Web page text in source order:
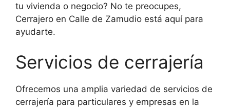
tu vivienda o negocio? No te preocupes,
Cerrajero en Calle de Zamudio está aquí para
ayudarte.
Servicios de cerrajería
Ofrecemos una amplia variedad de servicios de
cerrajería para particulares y empresas en la